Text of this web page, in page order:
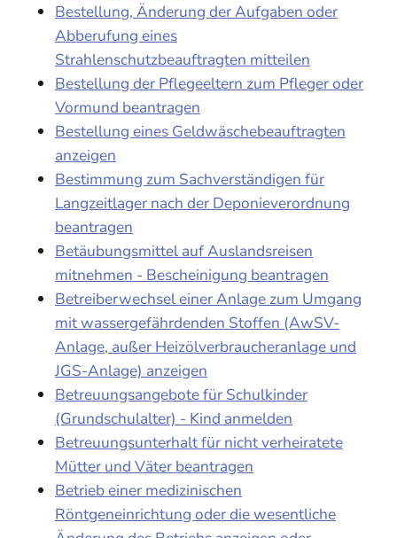
Bestellung, Änderung der Aufgaben oder
Abberufung eines
Strahlenschutzbeauftragten mitteilen
Bestellung der Pflegeeltern zum Pfleger oder
Vormund beantragen
Bestellung eines Geldwäschebeauftragten
anzeigen
Bestimmung zum Sachverständigen für
Langzeitlager nach der Deponieverordnung
beantragen
Betäubungsmittel auf Auslandsreisen
mitnehmen - Bescheinigung beantragen
Betreiberwechsel einer Anlage zum Umgang
mit wassergefährdenden Stoffen (AwSV-
Anlage, außer Heizölverbraucheranlage und
JGS-Anlage) anzeigen
Betreuungsangebote für Schulkinder
(Grundschulalter) - Kind anmelden
Betreuungsunterhalt für nicht verheiratete
Mütter und Väter beantragen
Betrieb einer medizinischen
Röntgeneinrichtung oder die wesentliche